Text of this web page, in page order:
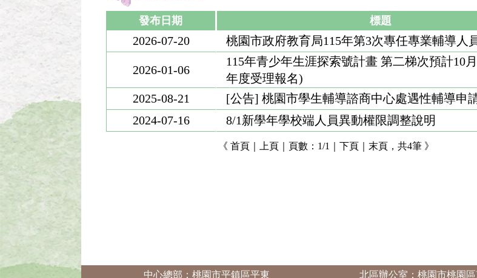
發布日期 標題
2026-07-20 桃園市政府教育局115年第3次專任專業輔導人
2026-01-06
115年青少年生涯探索號計畫 第二梯次預計10
年度受理報名)
2025-08-21
[公告] 桃園市學生輔導諮商中心處遇性輔導申
2024-07-16
8/1新學年學校端人員異動權限調整說明
《 首頁｜ 上頁｜ 頁數： 1/1 下頁｜ 末頁， 共4筆 》
中心總部：桃園市平鎮區平東 北區辦公室：桃園市桃園區
心」， 協助本市各高中職及國中小推動學學校三級輔導
之校園環境。